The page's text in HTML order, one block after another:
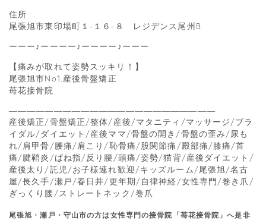
住所
尾張旭市東印場町１-１６-８ レジデンス尾州B
ーーー♪ーーーー♪ーーーー♪ーーー
【痛みが取れて姿勢スッキリ！】
尾張旭市No1.産後骨盤矯正
苺花接骨院
―――――――――――――――――――――――
産後矯正/骨盤矯正/整体/産後/マタニティ/マッサージ/ブラ
イダル/ダイエット/産後ママ/骨盤の開き/骨盤の歪み/尿も
れ/肩甲骨/腰痛/肩こり/恥骨痛/股関節痛/殿部痛/膝痛/首
痛/腱鞘炎/ばね指/反り腰/頭痛/姿勢/猫背/産後ダイエット/
産後太り/託児/お子様連れ歓迎/キッズルーム/尾張旭/名古
屋/長久手/瀬戸/春日井/更年期/自律神経/女性専門/巻き爪/
ぎっくり腰/ストレートネック/巻爪
尾張旭・瀬戸・守山市の方は女性専門の接骨院「苺花接骨院」へ是非